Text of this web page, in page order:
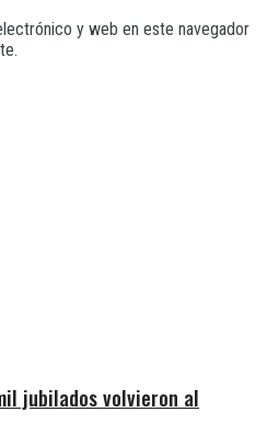
y web en este navegador
jubilados volvieron al